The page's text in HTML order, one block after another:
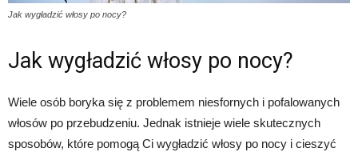
Jak wygładzić włosy po nocy?
Jak wygładzić włosy po nocy?
Wiele osób boryka się z problemem niesfornych i pofalowanych
włosów po przebudzeniu. Jednak istnieje wiele skutecznych
sposobów, które pomogą Ci wygładzić włosy po nocy i cieszyć